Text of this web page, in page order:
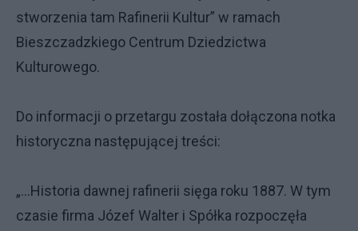
stworzenia tam Rafinerii Kultur” w ramach
Bieszczadzkiego Centrum Dziedzictwa
Kulturowego.
Do informacji o przetargu została dołączona notka
historyczna następującej treści:
„…Historia dawnej rafinerii sięga roku 1887. W tym
czasie firma Józef Walter i Spółka rozpoczęła